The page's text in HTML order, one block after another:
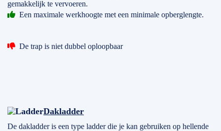
gemakkelijk te vervoeren.
Een maximale werkhoogte met een minimale opberglengte.
De trap is niet dubbel oploopbaar
Dakladder
De dakladder is een type ladder die je kan gebruiken op hellende